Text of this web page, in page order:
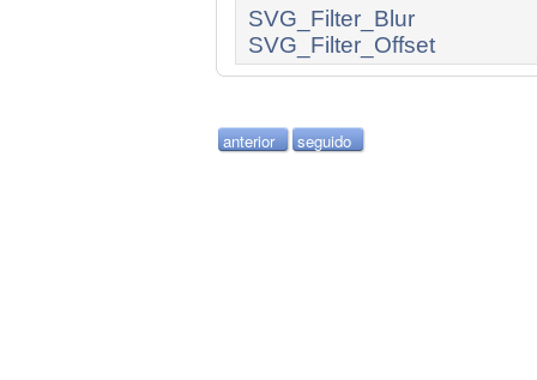
SVG_Filter_Blur
SVG_Filter_Offset
anterior seguido